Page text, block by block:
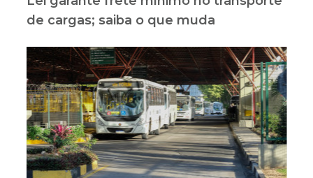
de cargas; saiba o que muda